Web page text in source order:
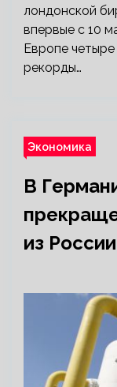
лондонской
впервые с 10
Европе
рекорды…
Экономика
В
из России